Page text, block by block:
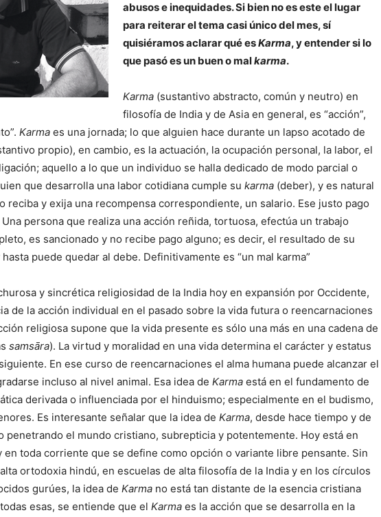
abusos e inequidades. Si bien no es este el lugar
para reiterar el tema casi único del mes, sí
quisiéramos aclarar qué esKarma, y entender si lo
que pasó es un buen o malkarma.
Karma (sustantivo abstracto, común y neutro) en
filosofía de India y de Asia en general, es “acción”,
Karma es una jornada; lo que alguien hace durante un lapso acotado de
propio), en cambio, es la actuación, la ocupación personal, la labor, el
aquello a lo que un individuo se halla dedicado de modo parcial o
que desarrolla una labor cotidiana cumple su karma (deber), y es natural
reciba y exija una recompensa correspondiente, un salario. Ese justo pago
Una persona que realiza una acción reñida, tortuosa, efectúa un trabajo
es sancionado y no recibe pago alguno; es decir, el resultado de su
puede quedar al debe. Definitivamente es “un mal karma”
y sincrética religiosidad de la India hoy en expansión por Occidente,
de la acción individual en el pasado sobre la vida futura o reencarnaciones
religiosa supone que la vida presente es sólo una más en una cadena de
samsāra). La virtud y moralidad en una vida determina el carácter y estatus
En ese curso de reencarnaciones el alma humana puede alcanzar el
incluso al nivel animal. Esa idea de Karma está en el fundamento de
derivada o influenciada por el hinduismo; especialmente en el budismo,
Es interesante señalar que la idea de Karma, desde hace tiempo y de
penetrando el mundo cristiano, subrepticia y potentemente. Hoy está en
en toda corriente que se define como opción o variante libre pensante. Sin
ortodoxia hindú, en escuelas de alta filosofía de la India y en los círculos
gurúes, la idea de Karma no está tan distante de la esencia cristiana
esas, se entiende que el Karma es la acción que se desarrolla en la